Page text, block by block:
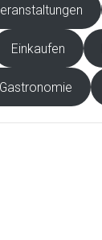
Einkaufen
Gastronomie